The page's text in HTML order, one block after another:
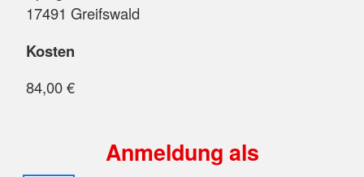
17491 Greifswald
Kosten
84,00 €
Anmeldung als